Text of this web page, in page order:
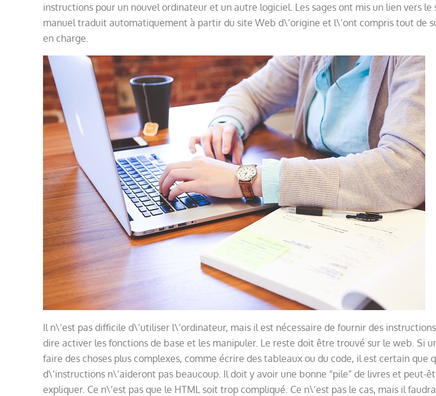
instructions pour un nouvel ordinateur et un autre logiciel. Les sages ont mis un lien vers le
manuel traduit automatiquement à partir du site Web d\’origine et l\’ont compris tout de
en charge.
Il n\’est pas difficile d\’utiliser l\’ordinateur, mais il est nécessaire de fournir des
dire activer les fonctions de base et les manipuler. Le reste doit être trouvé sur le web. Si
faire des choses plus complexes, comme écrire des tableaux ou du code, il est certain que
d\’instructions n\’aideront pas beaucoup. Il doit y avoir une bonne “pile” de livres et peut-
expliquer. Ce n\’est pas que le HTML soit trop compliqué. Ce n\’est pas le cas, mais il